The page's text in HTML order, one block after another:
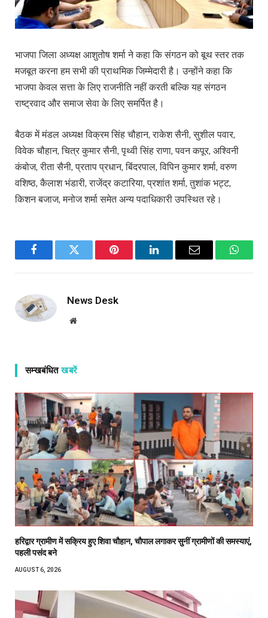
भाजपा जिला अध्यक्ष आशुतोष शर्मा ने कहा कि संगठन को बूथ स्तर तक
मजबूत करना हम सभी की प्राथमिक जिम्मेदारी है। उन्होंने कहा कि
भाजपा केवल सत्ता के लिए राजनीति नहीं करती बल्कि यह संगठन
राष्ट्रवाद और समाज सेवा के लिए समर्पित है।
बैठक में मंडल अध्यक्ष विक्रम सिंह चौहान, राकेश सैनी, सुशील पवार,
विवेक चौहान, चित्र कुमार सैनी, पृथ्वी सिंह राणा, पवन कपूर, अश्विनी
कंबोज, रीता सैनी, प्रताप प्रधान, बिंदरपाल, विपिन कुमार शर्मा, वरुण
वशिष्ठ, कैलाश भंडारी, राजेंद्र कटारिया, प्रशांत शर्मा, तुशांक भट्ट,
किशन बजाज, मनोज शर्मा समेत अन्य पदाधिकारी उपस्थित रहे।
FacebookTwitter Pinterest LinkedInEmail
News Desk
Website
सम्खबंधितखबरें
हरिद्वार ग्रामीण में सक्रिय हुए शिवा चौहान, चौपाल लगाकर सुनीं ग्रामीणों की समस्याएं,
पहली पसंद बने
AUGUST 6, 2026